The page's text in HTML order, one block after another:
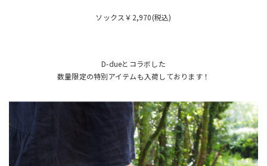
ソックス￥2,970(税込)
D-dueとコラボした
数量限定の特別アイテムも入荷しております！